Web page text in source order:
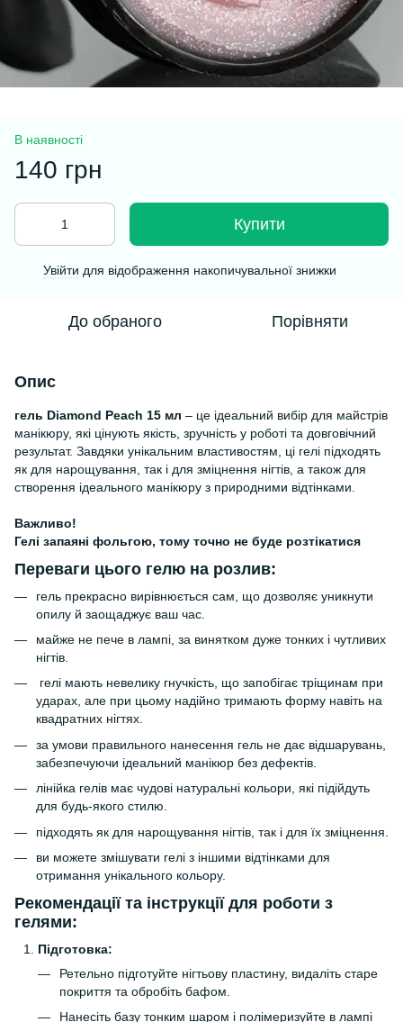
В наявності
140 грн
Купити
Увійти для відображення накопичувальної знижки
До обраного Порівняти
Опис
гель Diamond Peach 15 мл – це ідеальний вибір для майстрів
манікюру, які цінують якість, зручність у роботі та довговічний
результат. Завдяки унікальним властивостям, ці гелі підходять
як для нарощування, так і для зміцнення нігтів, а також для
створення ідеального манікюру з природними відтінками.
Важливо!
Гелі запаяні фольгою, тому точно не буде розтікатися
Переваги цього гелю на розлив:
гель прекрасно вирівнюється сам, що дозволяє уникнути
опилу й заощаджує ваш час.
майже не пече в лампі, за винятком дуже тонких і чутливих
нігтів.
гелі мають невелику гнучкість, що запобігає тріщинам при
ударах, але при цьому надійно тримають форму навіть на
квадратних нігтях.
за умови правильного нанесення гель не дає відшарувань,
забезпечуючи ідеальний манікюр без дефектів.
лінійка гелів має чудові натуральні кольори, які підійдуть
для будь-якого стилю.
підходять як для нарощування нігтів, так і для їх зміцнення.
ви можете змішувати гелі з іншими відтінками для
отримання унікального кольору.
Рекомендації та інструкції для роботи з
гелями:
Підготовка:
Ретельно підготуйте нігтьову пластину, видаліть старе
покриття та обробіть бафом.
Нанесіть базу тонким шаром і полімеризуйте в лампі